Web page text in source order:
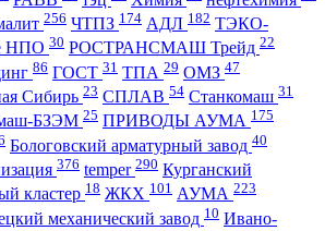
256 ЧТПЗ 174 АДЛ 182 ТЭКО-
НПО 30 РОСТРАНСМАШ Трейд 22
86 ГОСТ 31 ТПА 29 ОМЗ 47
Сибирь 23 СПЛАВ 54 Станкомаш 31
БЗЭМ 25 ПРИВОДЫ АУМА 175
Бологовский арматурный завод 40
376 temper 290 Курганский
кластер 18 ЖКХ 101 АУМА 223
механический завод 10 Ивано-